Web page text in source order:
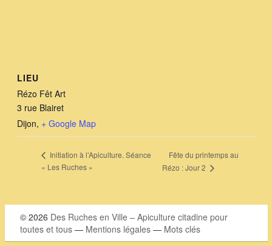
LIEU
Rézo Fêt Art
3 rue Blairet
Dijon, + Google Map
Initiation à l’Apiculture. Séance
« Les Ruches »
Fête du printemps au
Rézo : Jour 2
© 2026 Des Ruches en Ville – Apiculture citadine pour
toutes et tous— Mentions légales— Mots clés